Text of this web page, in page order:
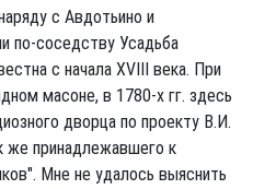
с Авдотьино и
по-соседству Усадьба
с начала XVIII века. При
масоне, в 1780-х гг. здесь
дворца по проекту В.И.
же принадлежавшего к
Мне не удалось выяснить